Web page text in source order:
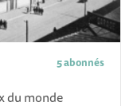
5 abonnés
du monde